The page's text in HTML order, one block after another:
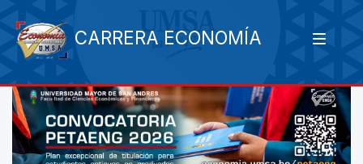
CARRERA ECONOMÍA